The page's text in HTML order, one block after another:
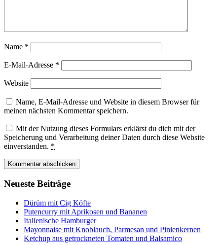
Name *
E-Mail-Adresse *
Website
Name, E-Mail-Adresse und Website in diesem Browser für
meinen nächsten Kommentar speichern.
Mit der Nutzung dieses Formulars erklärst du dich mit der
Speicherung und Verarbeitung deiner Daten durch diese Website
einverstanden. *
Neueste Beiträge
Dürüm mit Cig Köfte
Putencurry mit Aprikosen und Bananen
Italienische Hamburger
Mayonnaise mit Knoblauch, Parmesan und Pinienkernen
Ketchup aus getrockneten Tomaten und Balsamico